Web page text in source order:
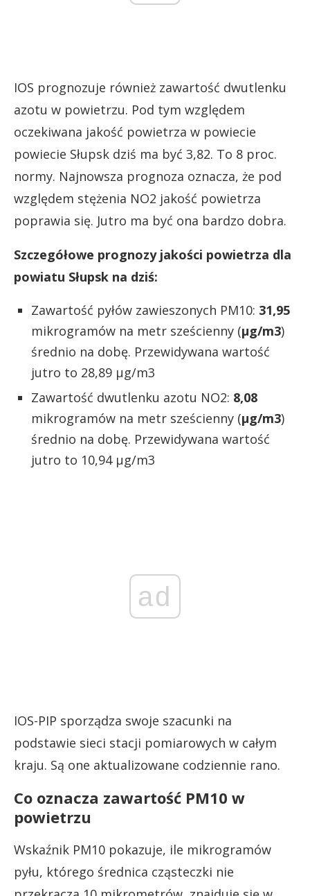
IOS prognozuje również zawartość dwutlenku
azotu w powietrzu. Pod tym względem
oczekiwana jakość powietrza w powiecie
powiecie Słupsk dziś ma być 3,82. To 8 proc.
normy. Najnowsza prognoza oznacza, że pod
względem stężenia NO2 jakość powietrza
poprawia się. Jutro ma być ona bardzo dobra.
Szczegółowe prognozy jakości powietrza dla
powiatu Słupsk na dziś:
Zawartość pyłów zawieszonych PM10: 31,95
mikrogramów na metr sześcienny (µg/m3)
średnio na dobę. Przewidywana wartość
jutro to 28,89 µg/m3
Zawartość dwutlenku azotu NO2: 8,08
mikrogramów na metr sześcienny (µg/m3)
średnio na dobę. Przewidywana wartość
jutro to 10,94 µg/m3
ad
IOS-PIP sporządza swoje szacunki na
podstawie sieci stacji pomiarowych w całym
kraju. Są one aktualizowane codziennie rano.
Co oznacza zawartość PM10 w
powietrzu
Wskaźnik PM10 pokazuje, ile mikrogramów
pyłu, którego średnica cząsteczki nie